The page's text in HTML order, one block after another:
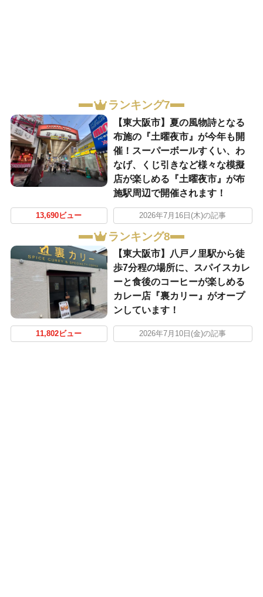
ランキング7
【東大阪市】夏の風物詩となる
布施の『土曜夜市』が今年も開
催！スーパーボールすくい、わ
なげ、くじ引きなど様々な模擬
店が楽しめる『土曜夜市』が布
施駅周辺で開催されます！
13,690ビュー 2026年7月16日(木)の記事
ランキング8
【東大阪市】八戸ノ里駅から徒
歩7分程の場所に、スパイスカレ
ーと食後のコーヒーが楽しめる
カレー店『裏カリー』がオープ
ンしています！
11,802ビュー 2026年7月10日(金)の記事